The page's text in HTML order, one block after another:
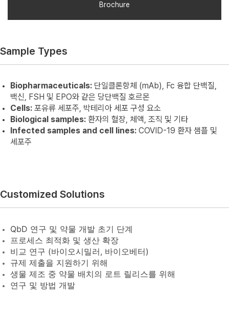
질병 상태와 관련되어 있는 임상 및 생물학적 연구에서도 중요합니다.
Brochure
Sample Types
Biopharmaceuticals: 단일클론항체 (mAb), Fc 융합 단백질,
백신, FSH 및 EPO와 같은 당단백질 호르몬
Cells: 포유류 세포주, 박테리아 세포 구성 요소
Biological samples: 환자의 혈장, 체액, 조직 및 기타
Infected samples and cell lines: COVID-19 환자 샘플 및
세포주
Customized Solutions
QbD 연구 및 약물 개발 초기 단계
프로세스 최적화 및 생산 확장
비교 연구 (바이오시밀러, 바이오베터)
규제 제출을 지원하기 위해
생물 제조 중 약물 배치의 로트 릴리스를 위해
연구 및 방법 개발